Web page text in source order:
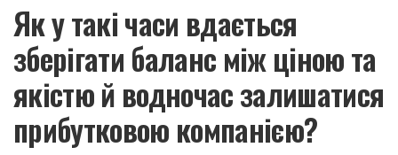
Як у такі часи вдається
зберігати баланс між ціною та
якістю й водночас залишатися
прибутковою компанією?